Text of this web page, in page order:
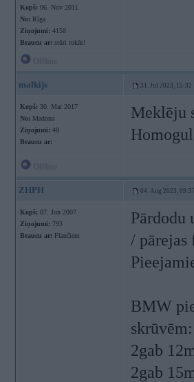
Kopš: 06. Nov 2011
No: Rīga
Ziņojumi: 4158
Braucu ar: stūri rokās!
malkijs 31. Jul 2023, 15:32
Kopš: 30. Mar 2017
No: Madona
Ziņojumi: 48
Braucu ar:
Meklēju
ZHPH 04. Aug 2023,
Kopš: 07. Jun 2007
Ziņojumi: 793
Braucu ar: Flančiem
Pārdodu
/ pārejas
BMW
skrūvēm:
2gab
2gab